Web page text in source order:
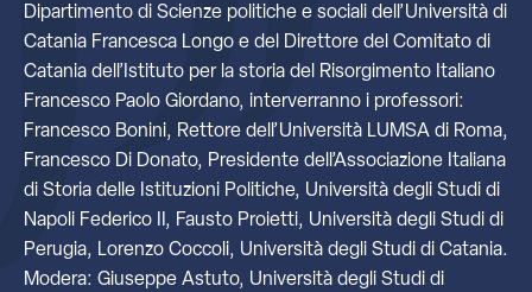
Dipartimento di Scienze politiche e sociali dell’Università di
Catania Francesca Longo e del Direttore del Comitato di
Catania dell’Istituto per la storia del Risorgimento Italiano
Francesco Paolo Giordano, interverranno i professori:
Francesco Bonini, Rettore dell’Università LUMSA di Roma,
Francesco Di Donato, Presidente dell’Associazione Italiana
di Storia delle Istituzioni Politiche, Università degli Studi di
Napoli Federico II, Fausto Proietti, Università degli Studi di
Perugia, Lorenzo Coccoli, Università degli Studi di Catania.
Modera: Giuseppe Astuto, Università degli Studi di